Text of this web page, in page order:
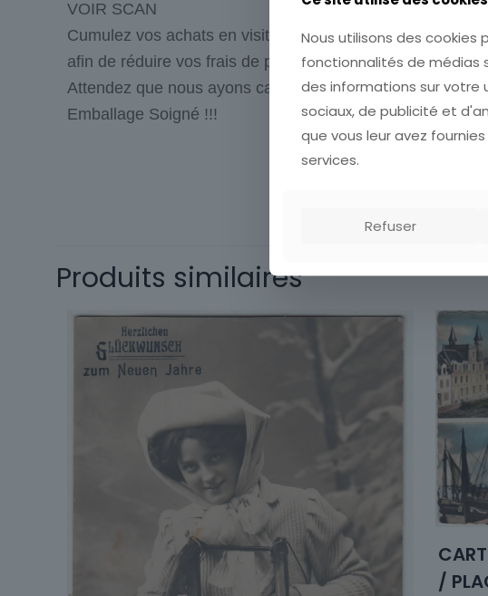
VOIR SCAN
Cumulez vos achats en visitant ma boutique
afin de réduire vos frais de port.
Attendez que nous ayons calculé les frais de port pour
Emballage Soigné !!!
Produits similaires
/
Nous utilisons des cookies
fonctionnalités de médias
des informations sur votre
sociaux, de publicité et
que vous leur avez
services.
Refuser